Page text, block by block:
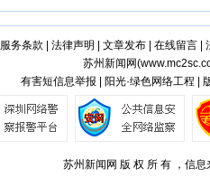
服务条款 法律声明 文章发布| 在线留言|
苏州新闻网(
有害短信息举报 | 阳光·绿色网络工程 |
苏州新闻网 版 权 所 有 ，信